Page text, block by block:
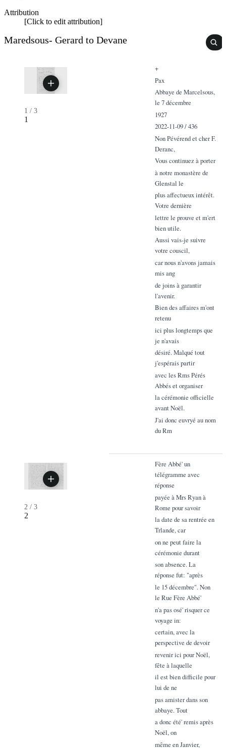
Attribution
[Click to edit attribution]
Maredsous- Gerard to Devane
1 / 3
1
+
Pax
Abbaye de Marcelsous,
le 7 décembre
1927
2022-11-09 / 436
Non Pévérend et cher F.
Deranc,
Vous continuez à porter
à notre monastère de
Glenstal le
plus affectueux intérêt.
Votre dernière
lettre le prouve et m'ert
bien utile.
Aussi vais-je suivre
votre couscil,
car nous n'avons jamais
mis ang
de joins à garantir
l'avenir.
Bien des affaires m'ont
retenu
ici plus longtemps que
je n'avais
désiré. Malqué tout
j'espérais partir
avec les Rms Pérés
Abbés et organiser
la cérémonie officielle
avant Noël.
J'ai donc euvryé au nom
du Rm
2 / 3
2
Fère Abbé' un
télégramme avec
réponse
payée à Mrs Ryan à
Rome pour savoir
la date de sa rentrée en
Trlande, car
on ne peut faire la
cérémonie durant
son absence. La
réponse fut: "après
le 15 décembre". Non
le Rue Fère Abbé'
n'a pas osé' risquer ce
voyage in:
certain, avec la
perspective de devoir
revenir ici pour Noël,
fête à laquelle
il est bien difficile pour
lui de ne
pas amister dans son
abbaye. Tout
a donc été' remis après
Noël, on
même en Janvier,